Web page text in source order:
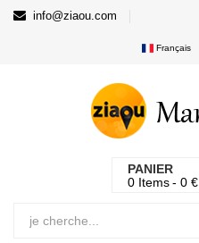
info@ziaou.com
Français
PANIER
0 Items 0 €